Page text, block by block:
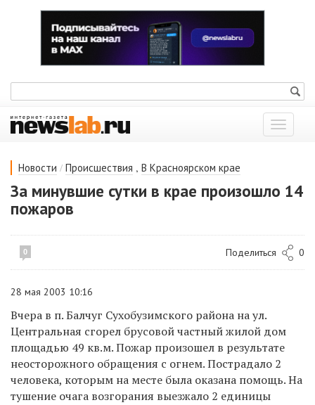
Показать
меню
Новости / Происшествия , В Красноярском крае
За минувшие сутки в крае произошло 14
пожаров
0 Поделиться 0
28 мая 2003 10:16
Вчера в п. Балчуг Сухобузимского района на ул.
Центральная сгорел брусовой частный жилой дом
площадью 49 кв.м. Пожар произошел в результате
неосторожного обращения с огнем. Пострадало 2
человека, которым на месте была оказана помощь. На
тушение очага возгорания выезжало 2 единицы